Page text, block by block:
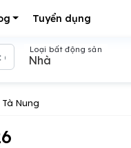
Tuyển dụng
Nung
Loại bất động sản
Nhà